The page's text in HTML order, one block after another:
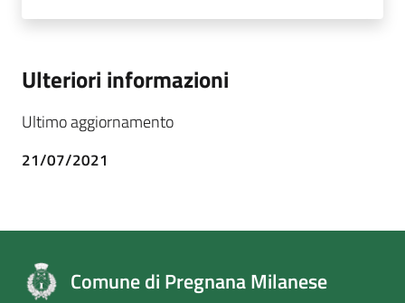
Ulteriori informazioni
Ultimo aggiornamento
21/07/2021
Comune di Pregnana Milanese